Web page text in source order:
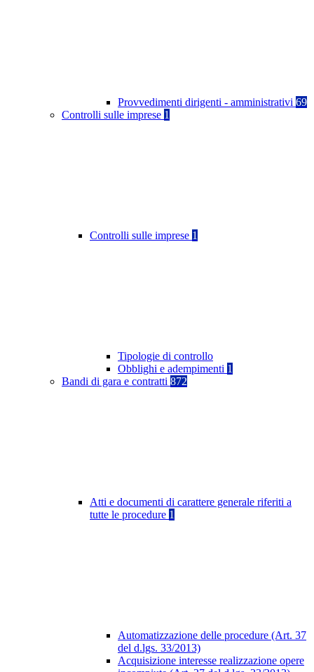
Provvedimenti dirigenti - amministrativi 69
Controlli sulle imprese 1
Controlli sulle imprese 1
Tipologie di controllo
Obblighi e adempimenti 1
Bandi di gara e contratti 872
Atti e documenti di carattere generale riferiti a
tutte le procedure 1
Automatizzazione delle procedure (Art. 37
del d.lgs. 33/2013)
Acquisizione interesse realizzazione opere